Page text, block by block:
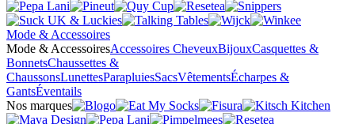
Mode & Accessoires
Mode & AccessoiresAccessoires CheveuxBijouxCasquettes &
BonnetsChaussettes &
ChaussonsLunettesParapluiesSacsVêtementsÉcharpes &
GantsÉventails
Nos marques